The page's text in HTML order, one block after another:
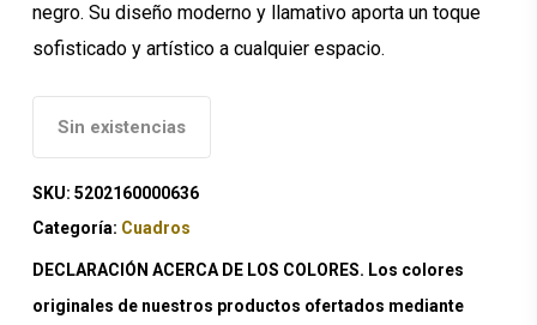
negro. Su diseño moderno y llamativo aporta un toque
sofisticado y artístico a cualquier espacio.
Sin existencias
SKU: 5202160000636
Categoría: Cuadros
DECLARACIÓN ACERCA DE LOS COLORES. Los colores
originales de nuestros productos ofertados mediante